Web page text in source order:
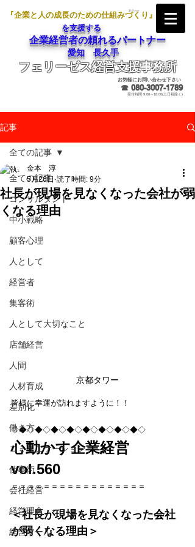
『企業と人の成長のための仕組みづくり』
を支援する
企業経営者の頼れるパートナー
愛知 長久手
フェリーゼス経営支援事務所
お気軽にお問い合わせ下さい
☎ 080-3007-1789
受付時間 9:00～18:00(土日祝除く)
記事
全ての記事
コンサルタント
中小戦略
顧客心理
人として
経営者
集客術
人として大切なこと
店舗経営
人間
人材育成
差別化
働き方
コミュニケーション
仕事術
会社経営
経営理念
経営ツール
全ての記事
社長が現場を見なくなった会社が弱
くなる理由
金本 淳
5月26日 読了時間: 9分
京都タワー
皆様に幸運が訪れますように！！
◇◆◇◆◇◆◇◆◇◆◇◆◇◆◇◆◇
心動かす企業経営
vol.560
＝＝＝＝＝＝＝＝＝＝＝＝＝＝＝＝＝
＜社長が現場を見なくなった会社
が弱くなる理由＞